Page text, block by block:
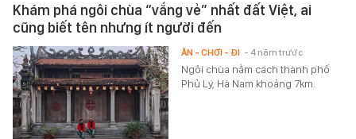
Khám phá ngôi chùa “vắng vẻ” nhất đất Việt, ai
cũng biết tên nhưng ít người đến
Ngôi chùa nằm cách thành phố
Phủ Lý, Hà Nam khoảng 7km.
ĂN - CHƠI - ĐI - 4 năm trước